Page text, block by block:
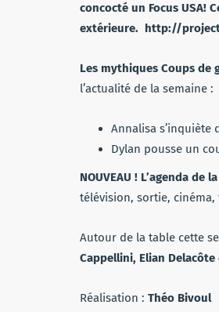
concocté un Focus USA!
extérieure. http://
Les mythiques Coups de
l’actualité de la semaine :
Annalisa s’inquiète
Dylan pousse un
NOUVEAU ! L’agenda de la
télévision, sortie, cinéma,
Autour de la table cette
Cappellini, Elian
Réalisation : Théo Bivoul